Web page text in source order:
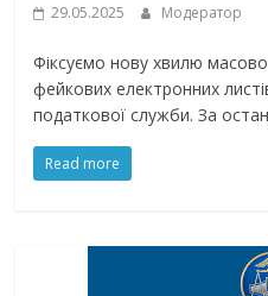
29.05.2025 Модератор
Фіксуємо нову хвилю
фейкових електронних
податкової служби. За
Read more